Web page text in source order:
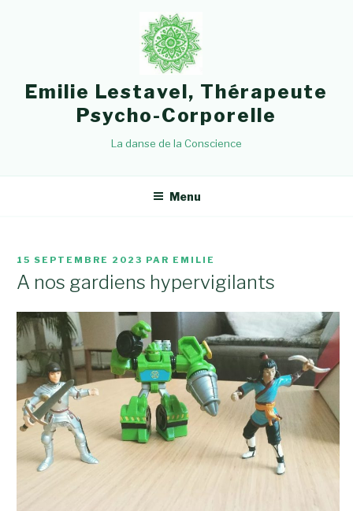
Emilie Lestavel, Thérapeute
Psycho-Corporelle
La danse de la Conscience
Menu
PUBLIÉ
LE
15 SEPTEMBRE 2023 PAR EMILIE
A nos gardiens hypervigilants